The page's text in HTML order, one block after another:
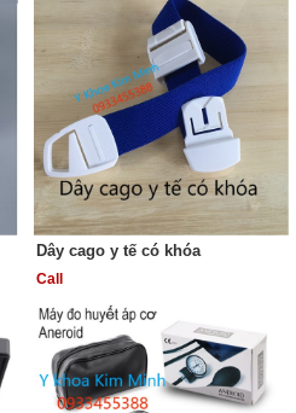
Dây cago y tế có khóa
Call